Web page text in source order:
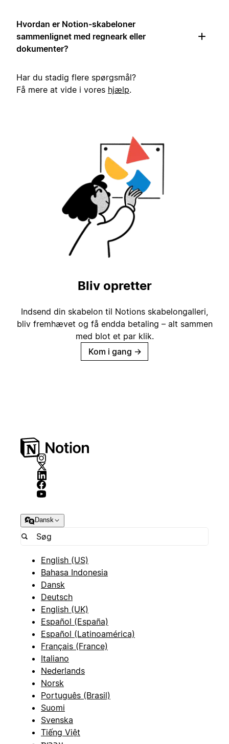
Hvordan er Notion-skabeloner
sammenlignet med regneark eller
dokumenter?
Har du stadig flere spørgsmål?
Få mere at vide i vores hjælp.
Bliv opretter
Indsend din skabelon til Notions skabelongalleri,
bliv fremhævet og få endda betaling – alt sammen
med blot et par klik.
Kom i gang →
Dansk
English (US)
Bahasa Indonesia
Dansk
Deutsch
English (UK)
Español (España)
Español (Latinoamérica)
Français (France)
Italiano
Nederlands
Norsk
Português (Brasil)
Suomi
Svenska
Tiếng Việt